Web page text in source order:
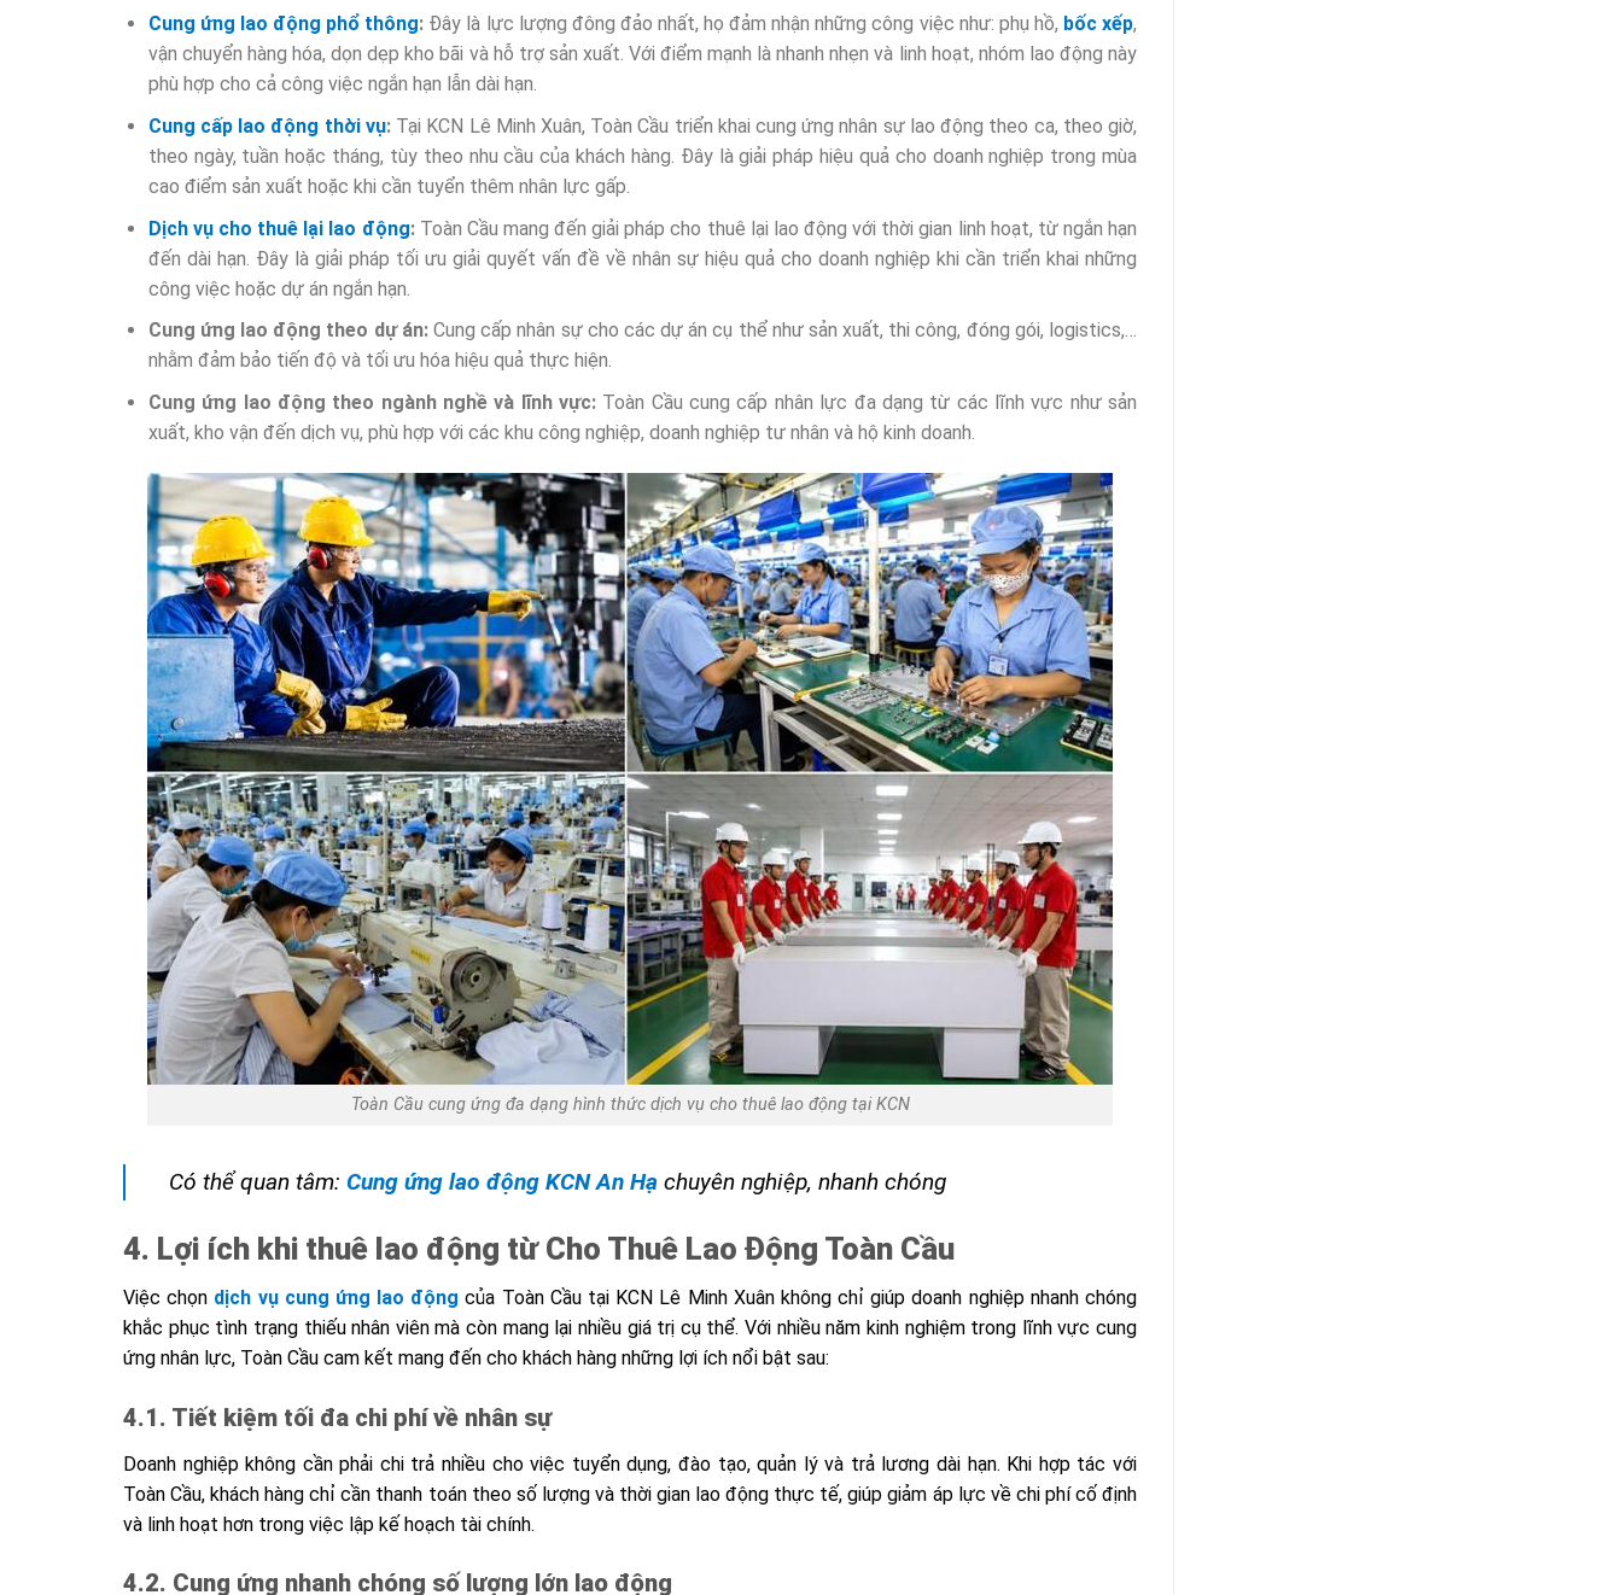
Cung ứng lao động phổ thông: Đây là lực lượng đông đảo nhất, họ đảm nhận những công việc như: phụ hồ, bốc xếp,
vận chuyển hàng hóa, dọn dẹp kho bãi và hỗ trợ sản xuất. Với điểm mạnh là nhanh nhẹn và linh hoạt, nhóm lao động này
phù hợp cho cả công việc ngắn hạn lẫn dài hạn.
Cung cấp lao động thời vụ: Tại KCN Lê Minh Xuân, Toàn Cầu triển khai cung ứng nhân sự lao động theo ca, theo giờ,
theo ngày, tuần hoặc tháng, tùy theo nhu cầu của khách hàng. Đây là giải pháp hiệu quả cho doanh nghiệp trong mùa
cao điểm sản xuất hoặc khi cần tuyển thêm nhân lực gấp.
Dịch vụ cho thuê lại lao động: Toàn Cầu mang đến giải pháp cho thuê lại lao động với thời gian linh hoạt, từ ngắn hạn
đến dài hạn. Đây là giải pháp tối ưu giải quyết vấn đề về nhân sự hiệu quả cho doanh nghiệp khi cần triển khai những
công việc hoặc dự án ngắn hạn.
Cung ứng lao động theo dự án:Cung cấp nhân sự cho các dự án cụ thể như sản xuất, thi công, đóng gói, logistics,…
nhằm đảm bảo tiến độ và tối ưu hóa hiệu quả thực hiện.
Cung ứng lao động theo ngành nghề và lĩnh vực: Toàn Cầu cung cấp nhân lực đa dạng từ các lĩnh vực như sản
xuất, kho vận đến dịch vụ, phù hợp với các khu công nghiệp, doanh nghiệp tư nhân và hộ kinh doanh.
Toàn Cầu cung ứng đa dạng hình thức dịch vụ cho thuê lao động tại KCN
Có thể quan tâm: Cung ứng lao động KCN An Hạ chuyên nghiệp, nhanh chóng
4. Lợi ích khi thuê lao động từ Cho Thuê Lao Động Toàn Cầu
Việc chọn dịch vụ cung ứng lao động của Toàn Cầu tại KCN Lê Minh Xuân không chỉ giúp doanh nghiệp nhanh chóng
khắc phục tình trạng thiếu nhân viên mà còn mang lại nhiều giá trị cụ thể. Với nhiều năm kinh nghiệm trong lĩnh vực cung
ứng nhân lực, Toàn Cầu cam kết mang đến cho khách hàng những lợi ích nổi bật sau:
4.1. Tiết kiệm tối đa chi phí về nhân sự
Doanh nghiệp không cần phải chi trả nhiều cho việc tuyển dụng, đào tạo, quản lý và trả lương dài hạn. Khi hợp tác với
Toàn Cầu, khách hàng chỉ cần thanh toán theo số lượng và thời gian lao động thực tế, giúp giảm áp lực về chi phí cố định
và linh hoạt hơn trong việc lập kế hoạch tài chính.
4.2. Cung ứng nhanh chóng số lượng lớn lao động